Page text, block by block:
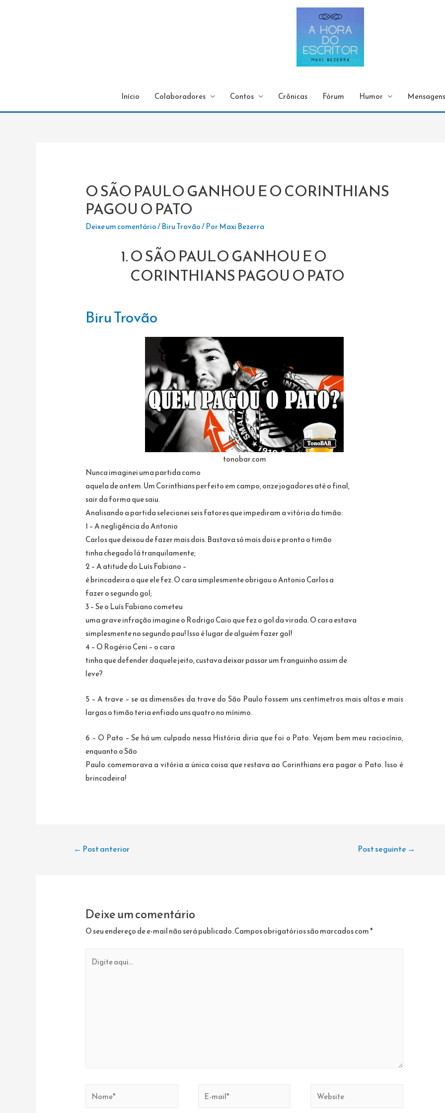
Início Colaboradores Contos Crônicas Fórum Humor Mensagens
O SÃO PAULO GANHOU E O CORINTHIANS
PAGOU O PATO
Deixe um comentário/Biru Trovão/ Por Maxi Bezerra
O SÃO PAULO GANHOU E O
CORINTHIANS PAGOU O PATO
Biru Trovão
tonobar.com
Nunca imaginei uma partida como
aquela de ontem. Um Corinthians perfeito em campo, onze jogadores até o final,
sair da forma que saiu.
Analisando a partida selecionei seis fatores que impediram a vitória do timão:
1 – A negligência do Antonio
Carlos que deixou de fazer mais dois. Bastava só mais dois e pronto o timão
tinha chegado lá tranquilamente;
2 – A atitude do Luís Fabiano –
é brincadeira o que ele fez. O cara simplesmente obrigou o Antonio Carlos a
fazer o segundo gol;
3 – Se o Luís Fabiano cometeu
uma grave infração imagine o Rodrigo Caio que fez o gol da virada. O cara estava
simplesmente no segundo pau! Isso é lugar de alguém fazer gol!
4 – O Rogério Ceni – o cara
tinha que defender daquele jeito, custava deixar passar um franguinho assim de
leve?
5 – A trave – se as dimensões da trave do São Paulo fossem uns centímetros mais altas e mais
largas o timão teria enfiado uns quatro no mínimo.
6 – O Pato – Se há um culpado nessa História diria que foi o Pato. Vejam bem meu raciocínio,
enquanto o São
Paulo comemorava a vitória a única coisa que restava ao Corinthians era pagar o Pato. Isso é
brincadeira!
Navegação
← Post anterior Post seguinte →
Deixe um comentário
O seu endereço de e-mail não será publicado.Campos obrigatórios são marcados com*
aqui...
Nome* Website